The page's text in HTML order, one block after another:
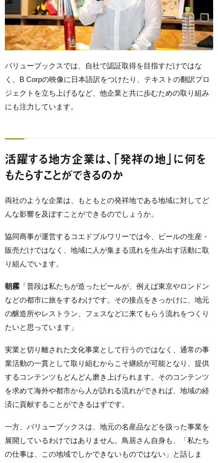
バリューブックスでは、自社で認証取得を目指すだけではな
く、B Corpの映像に日本語訳をつけたり、テキストの翻訳プロ
ジェクトを立ち上げるなど、他企業と共に歩むための取り組み
にも注力しています。
活躍する地方企業は、「発祥の地」に何を
もたらすことができるのか
両社のような企業は、もともとの発祥地である地域に対してど
んな影響を及ぼすことができるのでしょうか。
協同商事が運営するコエドブルワリーでは今、ビールの生産・
販売だけではなく、地域に人が集まる流れを生み出す活動に取
り組んでいます。
朝霧 「普段は私たちが造ったビールが、例えば東京やロンドン
などの都市に旅をするわけです。その接点をきっかけに、地元
の醸造所やレストラン、フェスなどに来てもらう流れをつくり
たいと思っています」
実業と切り離された文化事業として行うのではなく、通常の事
業活動の一貫として取り組むからこそ継続が可能となり、提供
するコンテンツもどんどん磨き上げられます。そのコンテンツ
を求めて海外や都市から人が訪れる流れができれば、地域の経
済に貢献することができるはずです。
一方、バリューブックスは、地元の名産品などを扱った事業を
展開しているわけではありません。鳥居さん自身も、「私たち
の仕事は、この地域でしかできないものではない」と話しま